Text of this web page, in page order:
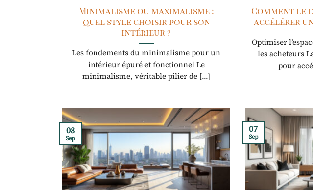
Minimalisme ou maximalisme :
quel style choisir pour son
intérieur ?
Les fondements du minimalisme pour un
intérieur épuré et fonctionnel Le
minimalisme, véritable pilier de [...]
Comment le
accélérer
Optimiser
les acheteurs
pour
08
Sep
07
Sep